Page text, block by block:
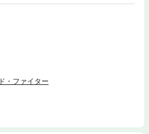
ァイターの、切なくも可笑しく、荒々
険と成長の物語である――。数多のフ
配信開始！
・ファイター